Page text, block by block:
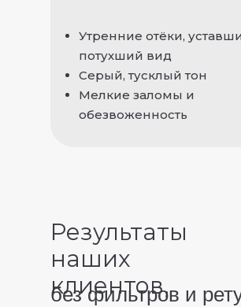
Утренние отёки,
потухший вид
Серый, тусклый тон
Мелкие заломы и
обезвоженность
Результаты
наших
клиентов,
без фильтров и